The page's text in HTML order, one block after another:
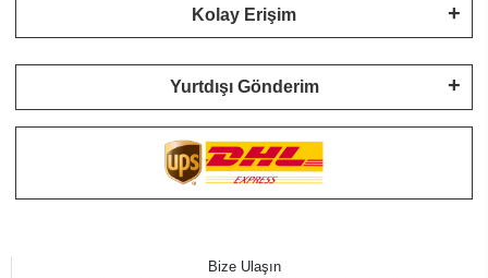
Kolay Erişim
Yurtdışı Gönderim
Bize Ulaşın